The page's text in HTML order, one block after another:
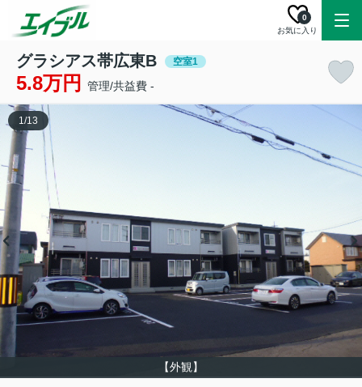
お気に入り
0
グラシアス帯広東B 空室1
5.8万円 管理/共益費 -
【外観】
1/13